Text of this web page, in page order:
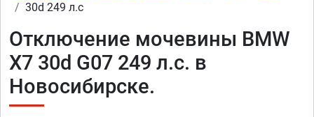
30d 249 л.с
Отключение мочевины BMW
X7 30d G07 249 л.с. в
Новосибирске.